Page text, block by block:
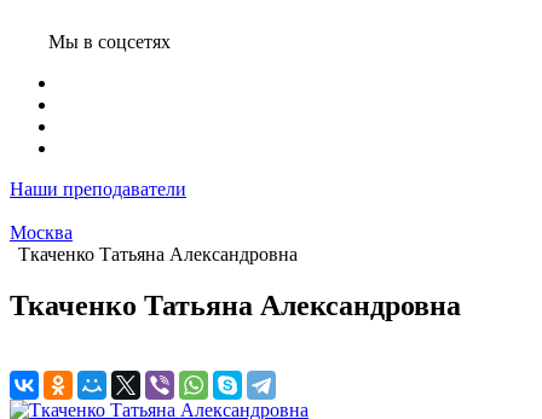
Мы в соцсетях
Наши преподаватели
Москва
Ткаченко Татьяна Александровна
Ткаченко Татьяна Александровна